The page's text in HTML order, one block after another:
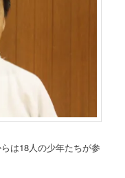
は18人の少年たちが参